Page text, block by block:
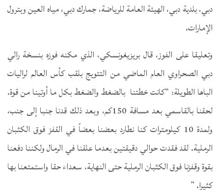
دبي، بلدية دبي، الهيئة العامة للرياضة، جمارك دبي، مياه العين وبترول
الإمارات.
وتعليقا على الفوز، قال بريزيغونسكي، الذي مكنه فوزه بنسخة رالي
دبي الصحراوي العام الماضي من التتويج بلقب كأس العالم لراليات
الباها الطويلة: “كانت خطتنا بالضغط والضغط بكل ما أوتينا من قوة.
لحقنا بالقاسمي بعد مسافة 150كم، وبعد ذلك قدنا جنبا إلى جنب،
ولمدة 10 كيلومترات كنا نطارد بعضنا بعضاً في القفز فوق الكثبان
الرملية. لقد فقدت حوالي دقيقتين بعدما علقنا في الرمال ولكننا دفعنا
بقوة وقفزنا فوق الكثبان الرملية حتى النهاية، سعداء حقا واستمتعنا بها
كثيرا. ”